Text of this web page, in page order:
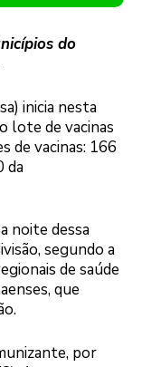
do
inicia nesta
lote de vacinas
de vacinas: 166
da
noite dessa
segundo a
de saúde
que
por